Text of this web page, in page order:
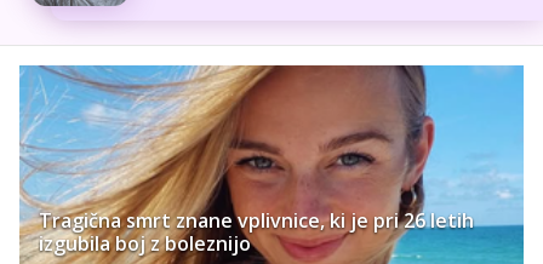
Tragična smrt znane vplivnice, ki je pri 26 letih
izgubila boj z boleznijo